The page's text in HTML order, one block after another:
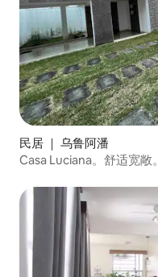
民居 ｜ 乌鲁阿潘
Casa Luciana。舒适宽敞。